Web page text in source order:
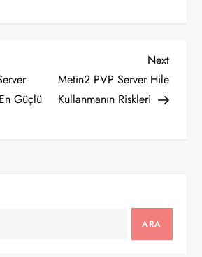
Güçlü
Next
Post
Next
Metin2 PVP Server Hile
Kullanmanın Riskleri
ARA